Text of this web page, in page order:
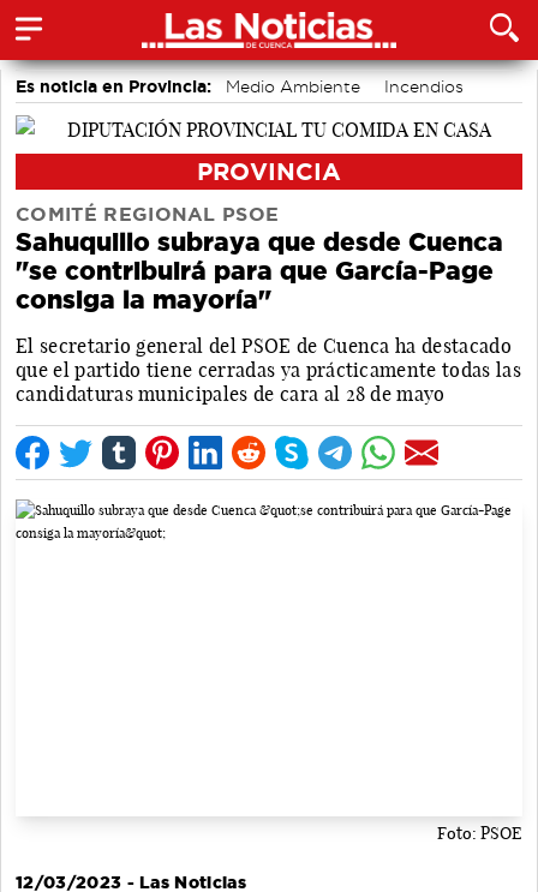
Es noticia en Provincia: Medio Ambiente Incendios
PROVINCIA
COMITÉ REGIONAL PSOE
Sahuquillo subraya que desde Cuenca
"se contribuirá para que García-Page
consiga la mayoría"
El secretario general del PSOE de Cuenca ha destacado
que el partido tiene cerradas ya prácticamente todas las
candidaturas municipales de cara al 28 de mayo
Foto: PSOE
12/03/2023 - Las Noticias